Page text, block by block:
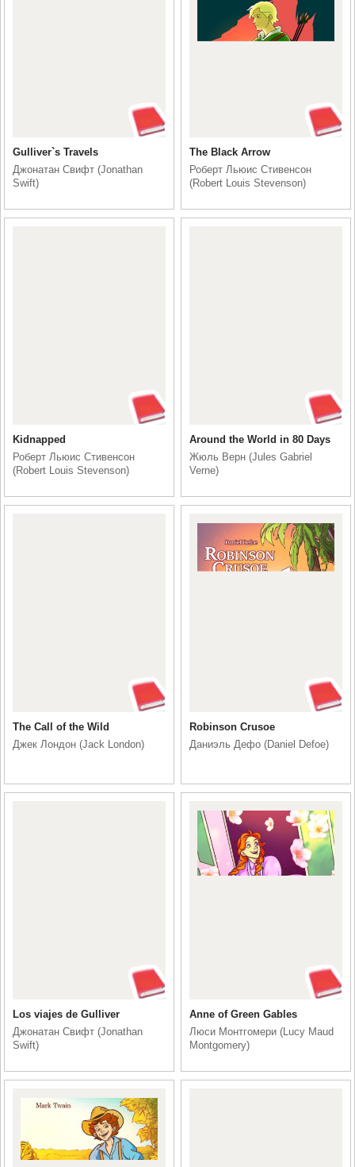
Gulliver`s Travels
Джонатан Свифт (Jonathan
Swift)
The Black Arrow
Роберт Льюис Стивенсон
(Robert Louis Stevenson)
Kidnapped
Роберт Льюис Стивенсон
(Robert Louis Stevenson)
Around the World in 80 Days
Жюль Верн (Jules Gabriel
Verne)
The Call of the Wild
Джек Лондон (Jack London)
Robinson Crusoe
Даниэль Дефо (Daniel Defoe)
Los viajes de Gulliver
Джонатан Свифт (Jonathan
Swift)
Anne of Green Gables
Люси Монтгомери (Lucy Maud
Montgomery)